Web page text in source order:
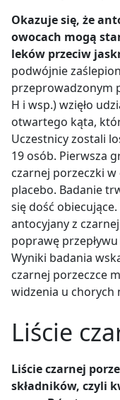
Okazuje się, że
owocach mogą
leków przeciw
podwójnie
przeprowadzonym
H i wsp.) wzięło
otwartego kąta,
Uczestnicy zostali
19 osób. Pierwsza
czarnej porzeczki
placebo. Badanie
się dość
antocyjany z
poprawę
Wyniki badania
czarnej porzeczce
widzenia u chorych
Liście
Liście czarnej
składników, czyli